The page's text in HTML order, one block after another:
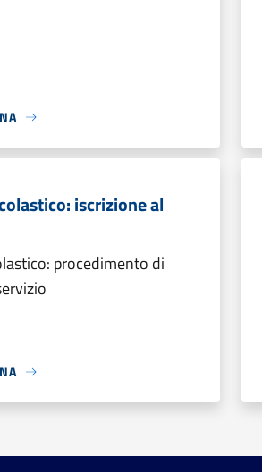
iscrizione al
procedimento di